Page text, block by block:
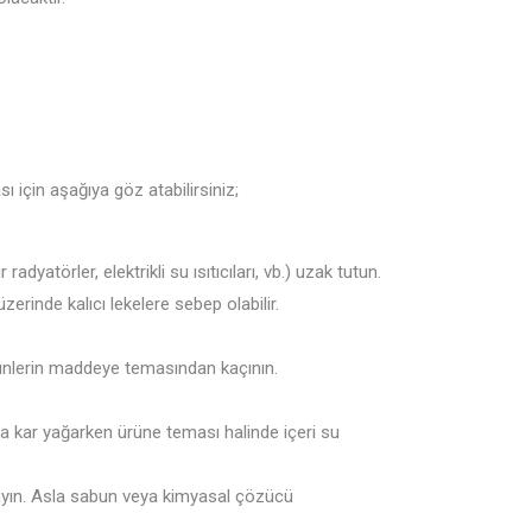
için aşağıya göz atabilirsiniz;
elektrikli su ısıtıcıları, vb.) uzak tutun.
kalıcı lekelere sebep olabilir.
maddeye temasından kaçının.
kar yağarken ürüne teması halinde içeri su
Asla sabun veya kimyasal çözücü